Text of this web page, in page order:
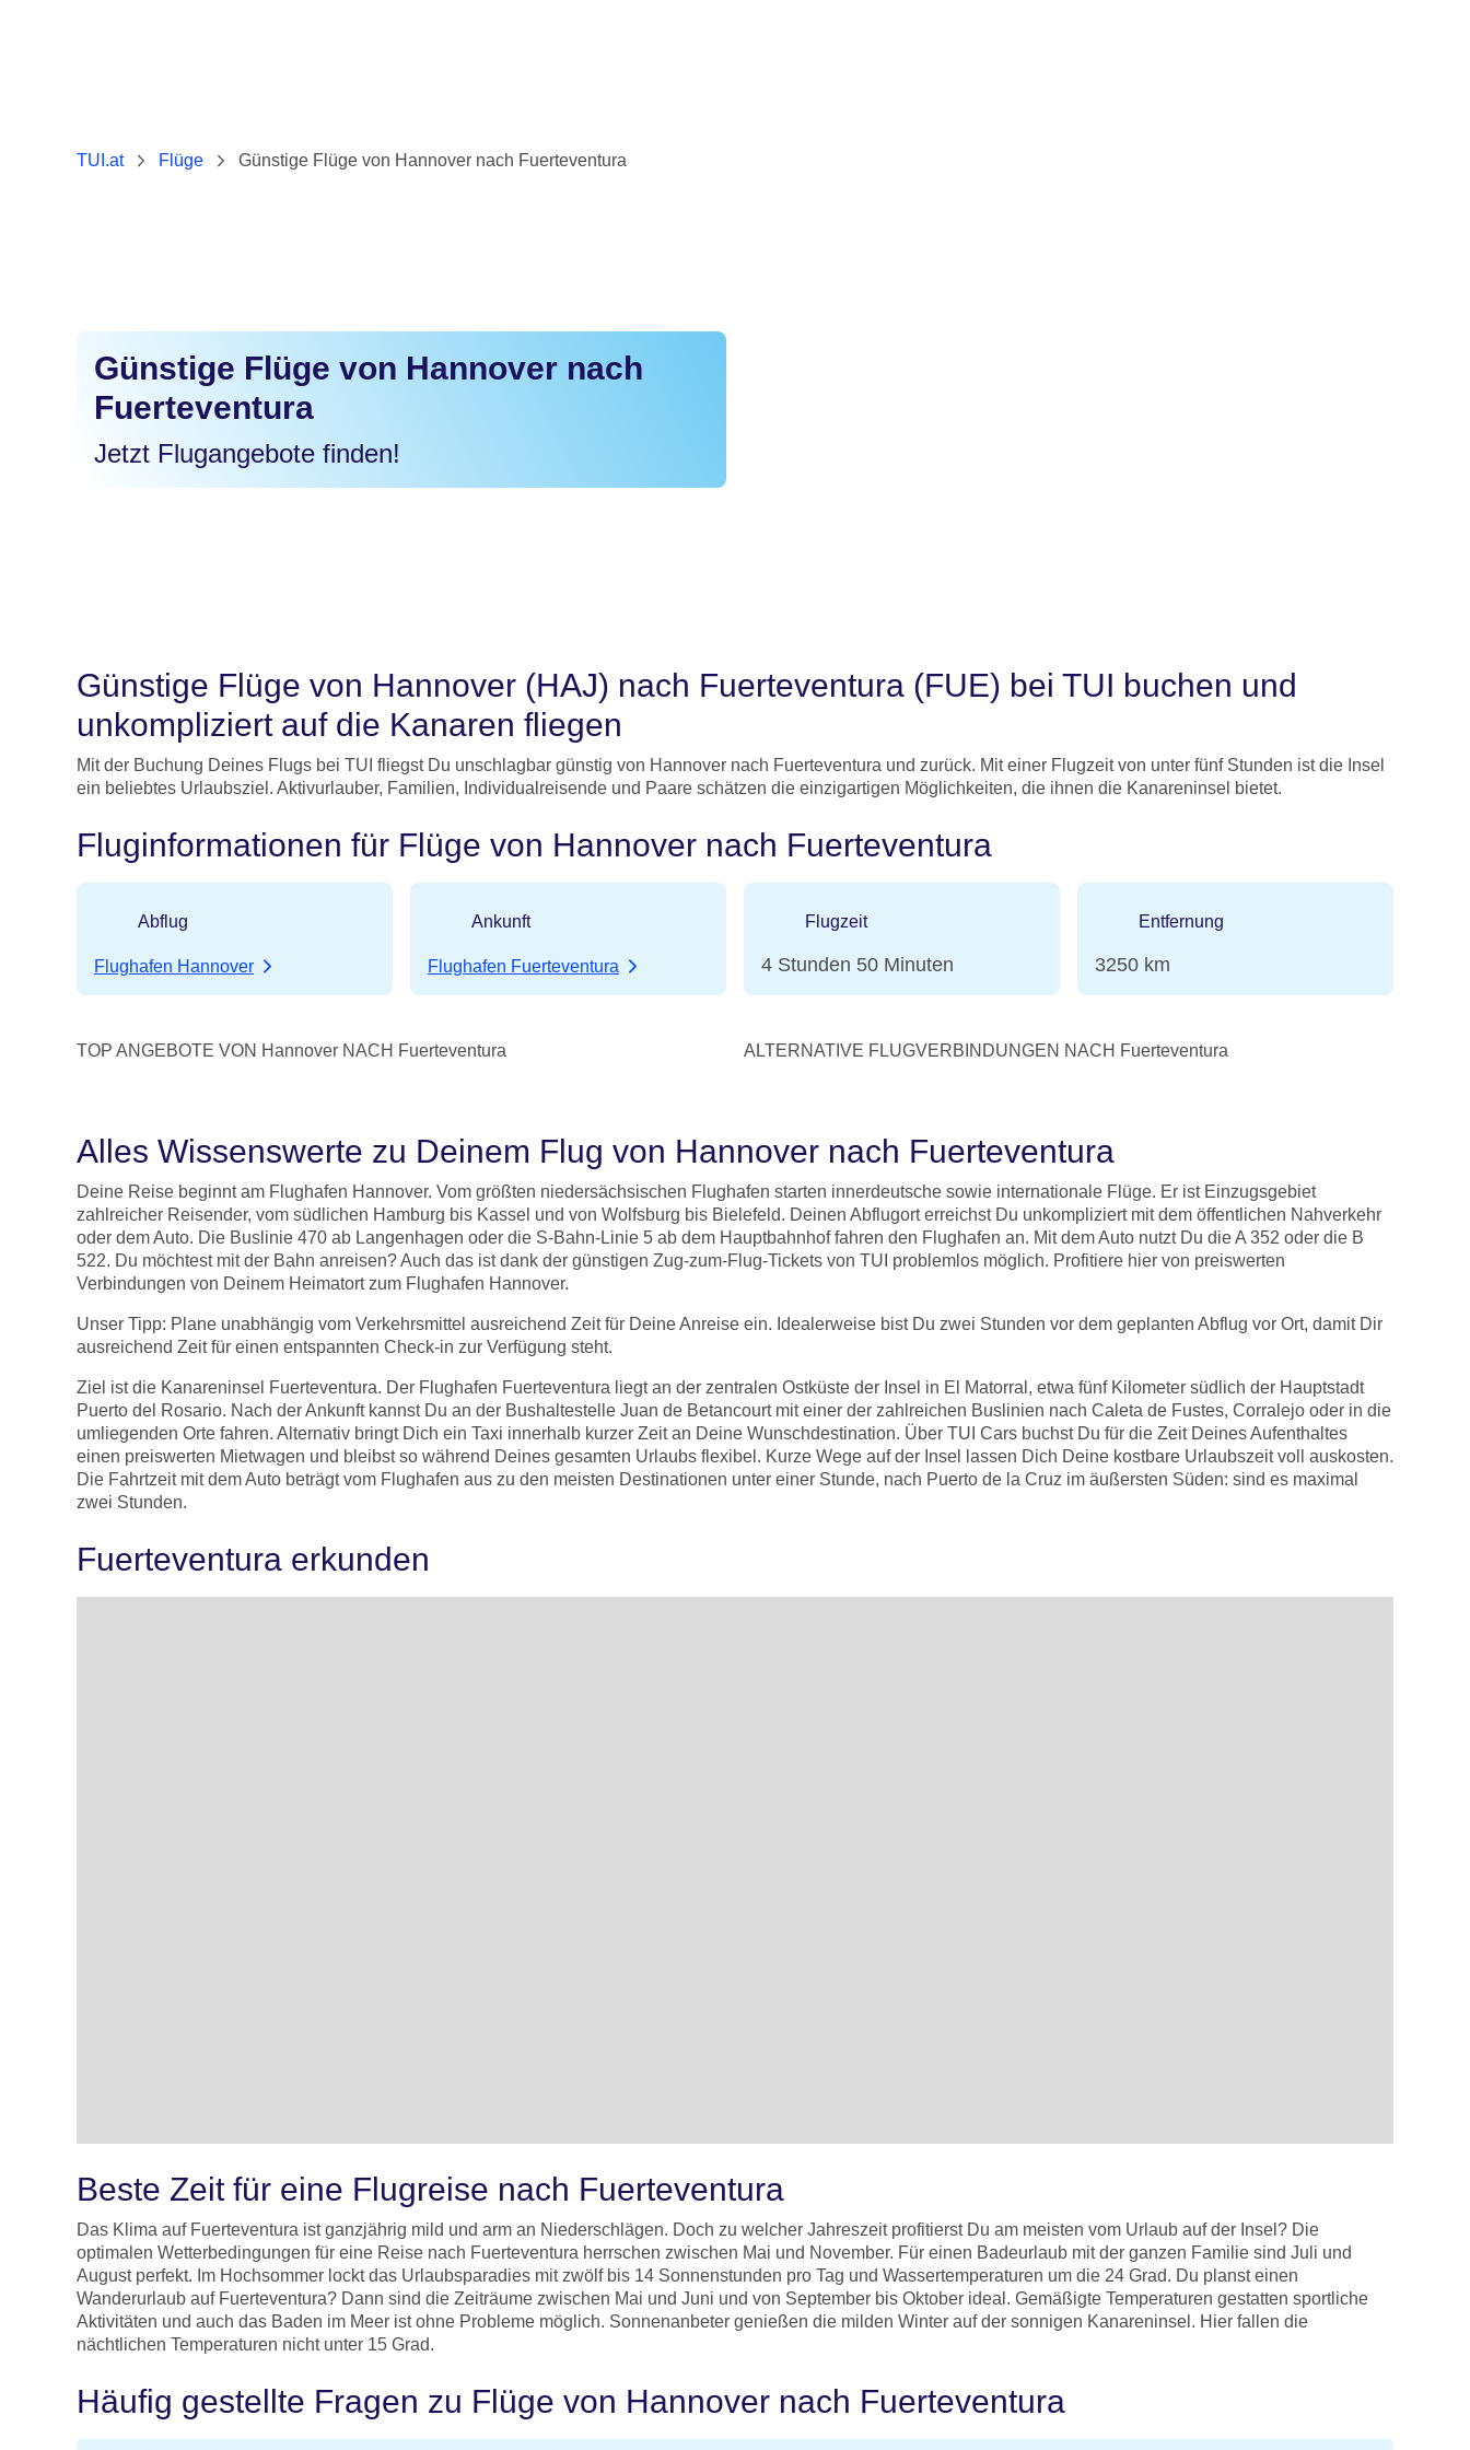
TUI.at Flüge Günstige Flüge von Hannover nach Fuerteventura
Günstige Flüge von Hannover nach
Fuerteventura
Jetzt Flugangebote finden!
Günstige Flüge von Hannover (HAJ) nach Fuerteventura (FUE) bei TUI buchen und
unkompliziert auf die Kanaren fliegen
Mit der Buchung Deines Flugs bei TUI fliegst Du unschlagbar günstig von Hannover nach Fuerteventura und zurück. Mit einer Flugzeit von unter fünf Stunden ist die Insel
ein beliebtes Urlaubsziel. Aktivurlauber, Familien, Individualreisende und Paare schätzen die einzigartigen Möglichkeiten, die ihnen die Kanareninsel bietet.
Fluginformationen für Flüge von Hannover nach Fuerteventura
Abflug
Flughafen Hannover
Ankunft
Flughafen Fuerteventura
Flugzeit
4 Stunden 50 Minuten
Entfernung
3250 km
TOP ANGEBOTE VON Hannover NACH Fuerteventura ALTERNATIVE FLUGVERBINDUNGEN NACH Fuerteventura
Alles Wissenswerte zu Deinem Flug von Hannover nach Fuerteventura
Deine Reise beginnt am Flughafen Hannover. Vom größten niedersächsischen Flughafen starten innerdeutsche sowie internationale Flüge. Er ist Einzugsgebiet
zahlreicher Reisender, vom südlichen Hamburg bis Kassel und von Wolfsburg bis Bielefeld. Deinen Abflugort erreichst Du unkompliziert mit dem öffentlichen Nahverkehr
oder dem Auto. Die Buslinie 470 ab Langenhagen oder die S-Bahn-Linie 5 ab dem Hauptbahnhof fahren den Flughafen an. Mit dem Auto nutzt Du die A 352 oder die B
522. Du möchtest mit der Bahn anreisen? Auch das ist dank der günstigen Zug-zum-Flug-Tickets von TUI problemlos möglich. Profitiere hier von preiswerten
Verbindungen von Deinem Heimatort zum Flughafen Hannover.
Unser Tipp: Plane unabhängig vom Verkehrsmittel ausreichend Zeit für Deine Anreise ein. Idealerweise bist Du zwei Stunden vor dem geplanten Abflug vor Ort, damit Dir
ausreichend Zeit für einen entspannten Check-in zur Verfügung steht.
Ziel ist die Kanareninsel Fuerteventura. Der Flughafen Fuerteventura liegt an der zentralen Ostküste der Insel in El Matorral, etwa fünf Kilometer südlich der Hauptstadt
Puerto del Rosario. Nach der Ankunft kannst Du an der Bushaltestelle Juan de Betancourt mit einer der zahlreichen Buslinien nach Caleta de Fustes, Corralejo oder in die
umliegenden Orte fahren. Alternativ bringt Dich ein Taxi innerhalb kurzer Zeit an Deine Wunschdestination. Über TUI Cars buchst Du für die Zeit Deines Aufenthaltes
einen preiswerten Mietwagen und bleibst so während Deines gesamten Urlaubs flexibel. Kurze Wege auf der Insel lassen Dich Deine kostbare Urlaubszeit voll auskosten.
Die Fahrtzeit mit dem Auto beträgt vom Flughafen aus zu den meisten Destinationen unter einer Stunde, nach Puerto de la Cruz im äußersten Süden: sind es maximal
zwei Stunden.
Fuerteventura erkunden
Beste Zeit für eine Flugreise nach Fuerteventura
Das Klima auf Fuerteventura ist ganzjährig mild und arm an Niederschlägen. Doch zu welcher Jahreszeit profitierst Du am meisten vom Urlaub auf der Insel? Die
optimalen Wetterbedingungen für eine Reise nach Fuerteventura herrschen zwischen Mai und November. Für einen Badeurlaub mit der ganzen Familie sind Juli und
August perfekt. Im Hochsommer lockt das Urlaubsparadies mit zwölf bis 14 Sonnenstunden pro Tag und Wassertemperaturen um die 24 Grad. Du planst einen
Wanderurlaub auf Fuerteventura? Dann sind die Zeiträume zwischen Mai und Juni und von September bis Oktober ideal. Gemäßigte Temperaturen gestatten sportliche
Aktivitäten und auch das Baden im Meer ist ohne Probleme möglich. Sonnenanbeter genießen die milden Winter auf der sonnigen Kanareninsel. Hier fallen die
nächtlichen Temperaturen nicht unter 15 Grad.
Häufig gestellte Fragen zu Flüge von Hannover nach Fuerteventura